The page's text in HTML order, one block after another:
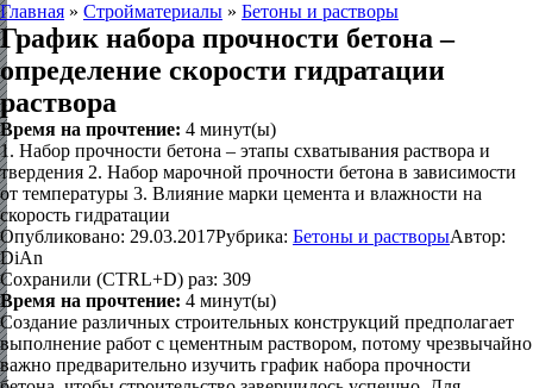
Главная » Стройматериалы » Бетоны и растворы
График набора прочности бетона –
определение скорости гидратации
раствора
Время на прочтение: 4 минут(ы)
1. Набор прочности бетона – этапы схватывания раствора и
твердения 2. Набор марочной прочности бетона в зависимости
от температуры 3. Влияние марки цемента и влажности на
скорость гидратации
Опубликовано: 29.03.2017Рубрика: Бетоны и растворыАвтор:
DiAn
Сохранили (CTRL+D) раз: 309
Время на прочтение: 4 минут(ы)
Создание различных строительных конструкций предполагает
выполнение работ с цементным раствором, потому чрезвычайно
важно предварительно изучить график набора прочности